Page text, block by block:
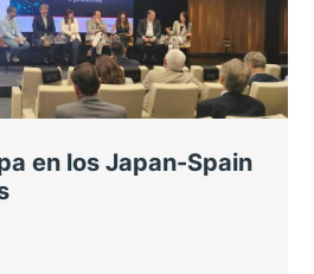
en los Japan-Spain